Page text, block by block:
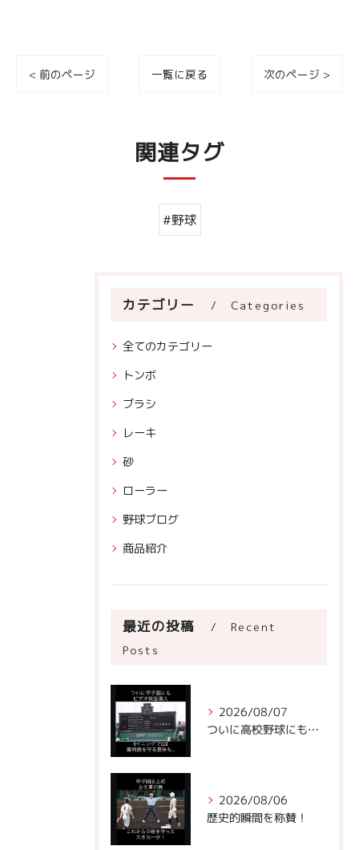
< 前のページ 一覧に戻る 次のページ >
関連タグ
#野球
カテゴリー Categories
全てのカテゴリー
トンボ
ブラシ
レーキ
砂
ローラー
野球ブログ
商品紹介
最近の投稿
Recent
Posts
2026/08/07
ついに高校野球にもビデオ判定が！
2026/08/06
歴史的瞬間を称賛！